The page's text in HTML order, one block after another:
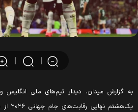
گزارش میدان، دیدار تیم‌های ملی انگلیس